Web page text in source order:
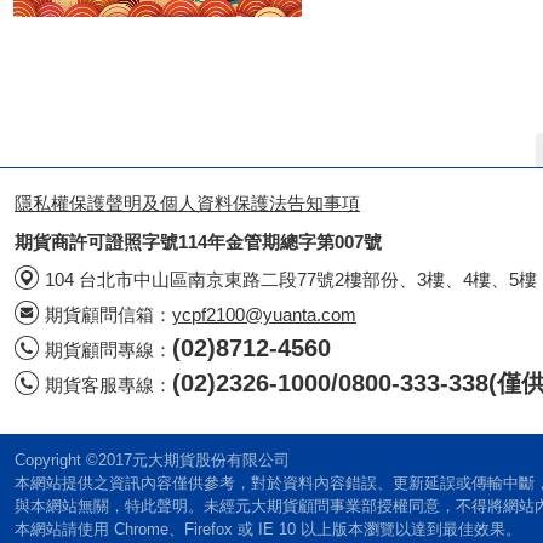
隱私權保護聲明及個人資料保護法告知事項
期貨商許可證照字號114年金管期總字第007號
104 台北市中山區南京東路二段77號2樓部份、3樓、4樓、5樓
期貨顧問信箱： ycpf2100@yuanta.com
期貨顧問專線： (02)8712-4560
期貨客服專線： (02)2326-1000/0800-333-338(僅
Copyright ©2017元大期貨股份有限公司
本網站提供之資訊內容僅供參考，對於資料內容錯誤、更新延誤或傳輸中
與本網站無關，特此聲明。未經元大期貨顧問事業部授權同意，不得將網站
本網站請使用 Chrome、Firefox 或 IE 10 以上版本瀏覽以達到最佳效果。